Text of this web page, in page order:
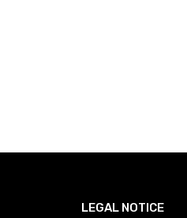
LEGAL NOTICE